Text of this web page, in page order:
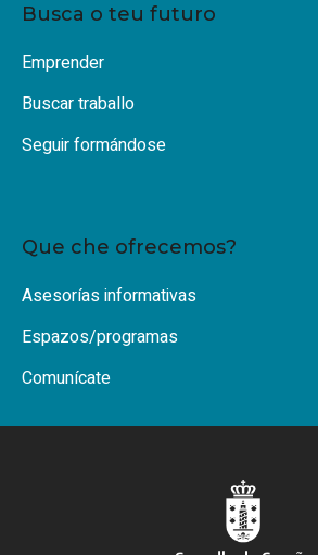
Busca o teu futuro
Emprender
Buscar traballo
Seguir formándose
Que che ofrecemos?
Asesorías informativas
Espazos/programas
Comunícate